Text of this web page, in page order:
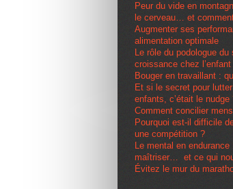
Peur du vide en
le cerveau… et
Augmenter ses
alimentation optimale
Le rôle du podologue
croissance chez
Bouger en travaillant :
Et si le secret pour
enfants, c’était le nudge
Comment concilier
Pourquoi est-il difficile
une compétition ?
Le mental en endurance
maîtriser… et ce qui
Évitez le mur du